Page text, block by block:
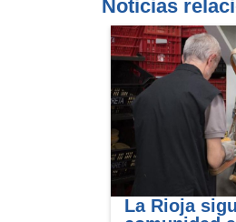
Noticias
La Rioja